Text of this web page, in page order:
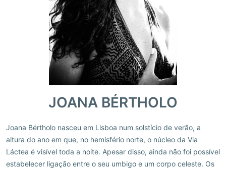
JOANA BÉRTHOLO
Joana Bértholo nasceu em Lisboa num solstício de verão, a
altura do ano em que, no hemisfério norte, o núcleo da Via
Láctea é visível toda a noite. Apesar disso, ainda não foi possível
estabelecer ligação entre o seu umbigo e um corpo celeste. Os